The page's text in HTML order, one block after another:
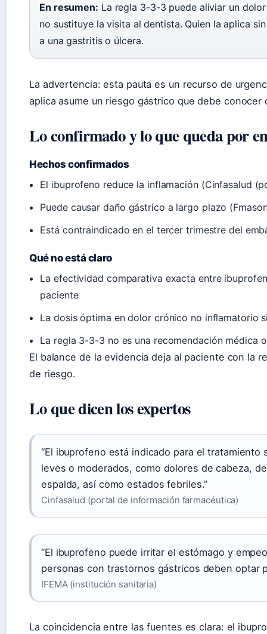
En resumen: La regla 3-3-3 puede aliviar un
no sustituye la visita al dentista. Quien la aplica
a una gastritis o úlcera.
La advertencia: esta pauta es un recurso de
aplica asume un riesgo gástrico que debe conocer
Lo confirmado y lo que queda por
Hechos confirmados
El ibuprofeno reduce la inflamación (Cinfasalud
Puede causar daño gástrico a largo plazo
Está contraindicado en el tercer trimestre del
Qué no está claro
La efectividad comparativa exacta entre
paciente
La dosis óptima en dolor crónico no inflamatorio
La regla 3-3-3 no es una recomendación médica
El balance de la evidencia deja al paciente con la
de riesgo.
Lo que dicen los expertos
“El ibuprofeno está indicado para el
leves o moderados, como dolores de cabeza,
espalda, así como estados febriles.”
Cinfasalud (portal de información farmacéutica)
“El ibuprofeno puede irritar el estómago y
personas con trastornos gástricos deben optar
IFEMA (institución sanitaria)
La coincidencia entre las fuentes es clara: el